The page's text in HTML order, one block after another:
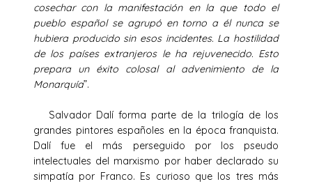
cosechar con la manifestación en la que todo el
pueblo español se agrupó en torno a él nunca se
hubiera producido sin esos incidentes. La hostilidad
de los países extranjeros le ha rejuvenecido. Esto
prepara un éxito colosal al advenimiento de la
Monarquía”.
Salvador Dalí forma parte de la trilogía de los
grandes pintores españoles en la época franquista.
Dalí fue el más perseguido por los pseudo
intelectuales del marxismo por haber declarado su
simpatía por Franco. Es curioso que los tres más